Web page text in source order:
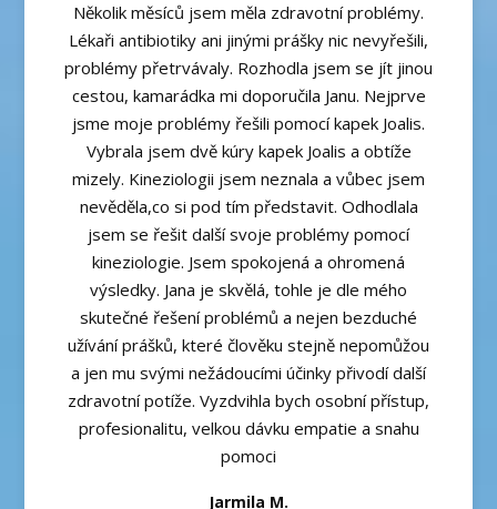
Několik měsíců jsem měla zdravotní problémy.
Lékaři antibiotiky ani jinými prášky nic nevyřešili,
problémy přetrvávaly. Rozhodla jsem se jít jinou
cestou, kamarádka mi doporučila Janu. Nejprve
jsme moje problémy řešili pomocí kapek Joalis.
Vybrala jsem dvě kúry kapek Joalis a obtíže
mizely. Kineziologii jsem neznala a vůbec jsem
nevěděla,co si pod tím představit. Odhodlala
jsem se řešit další svoje problémy pomocí
kineziologie. Jsem spokojená a ohromená
výsledky. Jana je skvělá, tohle je dle mého
skutečné řešení problémů a nejen bezduché
užívání prášků, které člověku stejně nepomůžou
a jen mu svými nežádoucími účinky přivodí další
zdravotní potíže. Vyzdvihla bych osobní přístup,
profesionalitu, velkou dávku empatie a snahu
pomoci
Jarmila M.